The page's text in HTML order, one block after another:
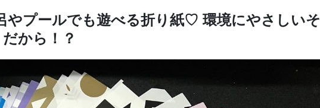
やプールでも遊べる折り紙♡ 環境にやさしいそ
から！？